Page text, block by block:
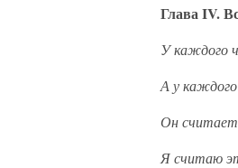
Глава IV.
У каждого
А у каждого
Он
Я считаю